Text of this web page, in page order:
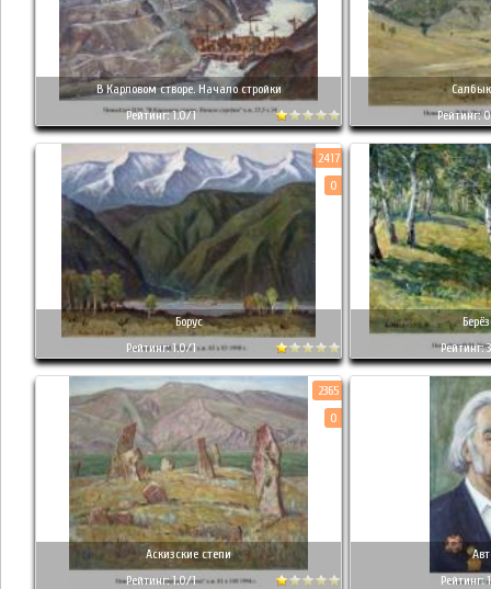
В Карловом створе. Начало стройки
Рейтинг: 1.0/1
Рейтинг:
Борус
Рейтинг: 1.0/1
2417
0
Рейтинг:
Аскизские степи
Рейтинг: 1.0/1
2365
0
Рейтинг: